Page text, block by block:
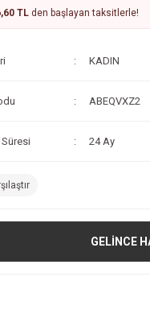
TL den başlayan taksitlerle!
KADIN
ABEQVXZ2
24 Ay
GELİNCE